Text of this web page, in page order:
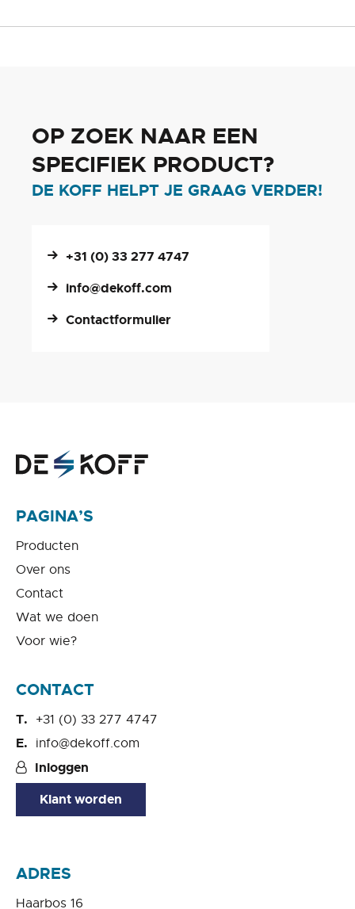
OP ZOEK NAAR EEN
SPECIFIEK PRODUCT?
DE KOFF HELPT JE GRAAG VERDER!
+31 (0) 33 277 4747
info@dekoff.com
Contactformulier
PAGINA’S
Producten
Over ons
Contact
Wat we doen
Voor wie?
CONTACT
+31 (0) 33 277 4747
info@dekoff.com
Inloggen
Klant worden
ADRES
Haarbos 16